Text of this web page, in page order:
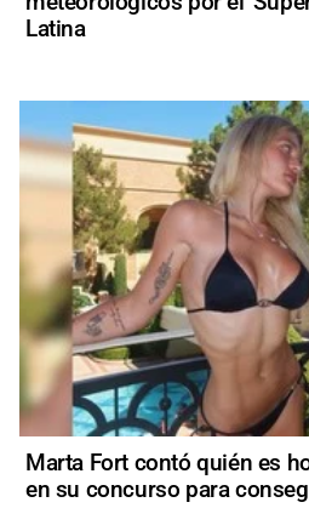
Latina
Marta Fort contó quién es
en su concurso para